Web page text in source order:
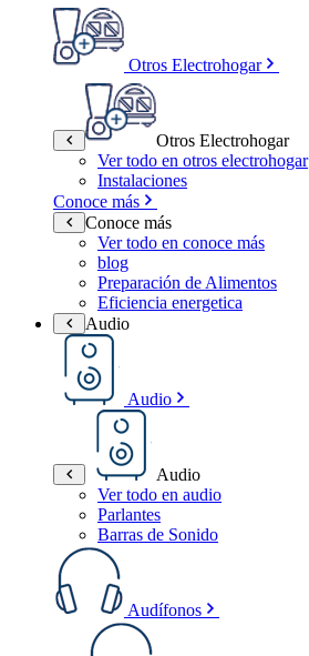
Otros Electrohogar
Otros Electrohogar
Ver todo en otros electrohogar
Instalaciones
Conoce más
Conoce más
Ver todo en conoce más
blog
Preparación de Alimentos
Eficiencia energetica
Audio
Audio
Audio
Ver todo en audio
Parlantes
Barras de Sonido
Audífonos